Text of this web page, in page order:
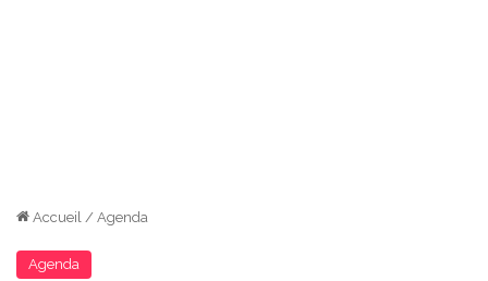
Accueil / Agenda
Agenda